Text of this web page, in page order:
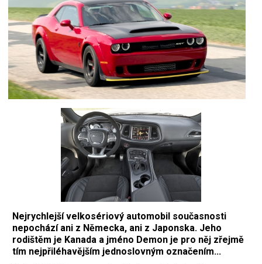
Nejrychlejší velkosériový automobil současnosti
nepochází ani z Německa, ani z Japonska. Jeho
rodištěm je Kanada a jméno Demon je pro něj zřejmě
tím nejpřiléhavějším jednoslovným označením...